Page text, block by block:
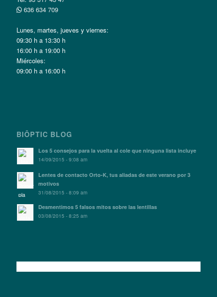
636 634 709
Lunes, martes, jueves y viernes:
09:30 h a 13:30 h
16:00 h a 19:00 h
Miércoles:
09:00 h a 16:00 h
BIÔPTIC BLOG
Los 5 consejos para la vuelta al cole que ninguna lista incluye
14/09/2015 - 9:08 am
Lentes de contacto Orto-K, tus aliadas de este verano por 3
motivos
31/08/2015 - 8:09 am
Desmentimos 5 falsos mitos sobre las lentillas
03/08/2015 - 8:25 am